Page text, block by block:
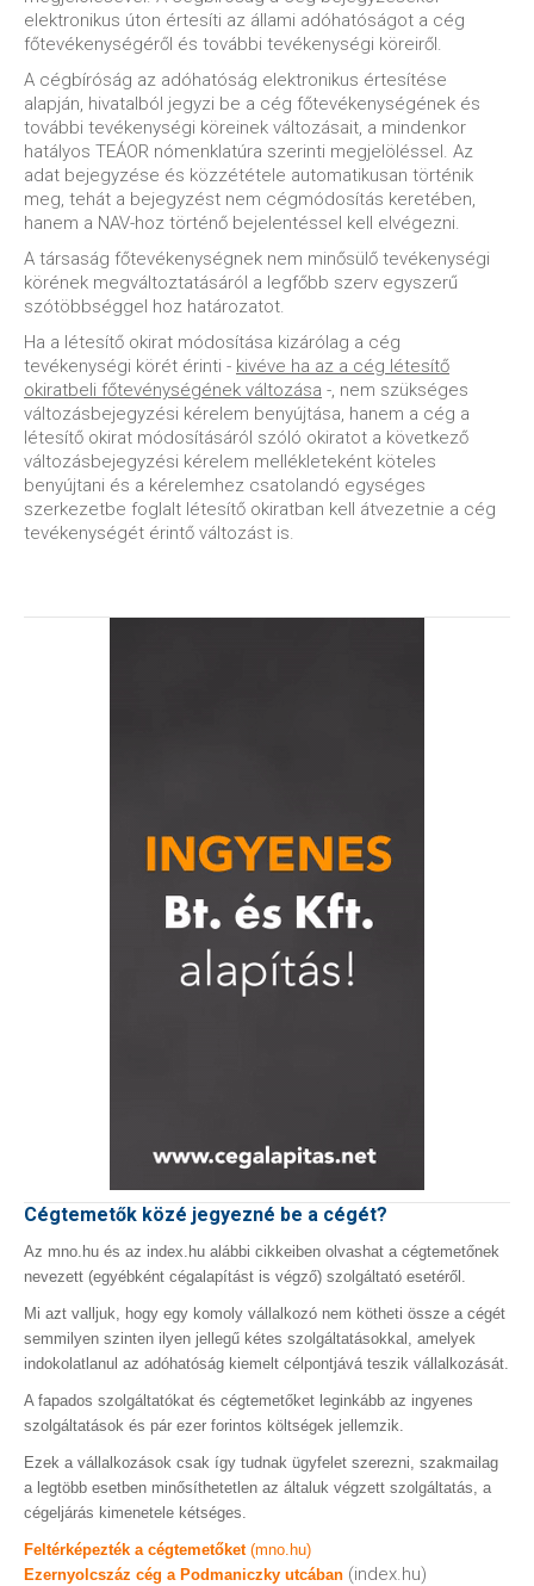
elektronikus úton értesíti az állami adóhatóságot a cég
főtevékenységéről és további tevékenységi köreiről.
A cégbíróság az adóhatóság elektronikus értesítése
alapján, hivatalból jegyzi be a cég főtevékenységének és
további tevékenységi köreinek változásait, a mindenkor
hatályos TEÁOR nómenklatúra szerinti megjelöléssel. Az
adat bejegyzése és közzététele automatikusan történik
meg, tehát a bejegyzést nem cégmódosítás keretében,
hanem a NAV-hoz történő bejelentéssel kell elvégezni.
A társaság főtevékenységnek nem minősülő tevékenységi
körének megváltoztatásáról a legfőbb szerv egyszerű
szótöbbséggel hoz határozatot.
Ha a létesítő okirat módosítása kizárólag a cég
tevékenységi körét érinti - kivéve ha az a cég létesítő
okiratbeli főtevénységének változása -, nem szükséges
változásbejegyzési kérelem benyújtása, hanem a cég a
létesítő okirat módosításáról szóló okiratot a következő
változásbejegyzési kérelem mellékleteként köteles
benyújtani és a kérelemhez csatolandó egységes
szerkezetbe foglalt létesítő okiratban kell átvezetnie a cég
tevékenységét érintő változást is.
Cégtemetők közé jegyezné be a cégét?
Az mno.hu és az index.hu alábbi cikkeiben olvashat a cégtemetőnek
nevezett (egyébként cégalapítást is végző) szolgáltató esetéről.
Mi azt valljuk, hogy egy komoly vállalkozó nem kötheti össze a cégét
semmilyen szinten ilyen jellegű kétes szolgáltatásokkal, amelyek
indokolatlanul az adóhatóság kiemelt célpontjává teszik vállalkozását.
A fapados szolgáltatókat és cégtemetőket leginkább az ingyenes
szolgáltatások és pár ezer forintos költségek jellemzik.
Ezek a vállalkozások csak így tudnak ügyfelet szerezni, szakmailag
a legtöbb esetben minősíthetetlen az általuk végzett szolgáltatás, a
cégeljárás kimenetele kétséges.
Feltérképezték a cégtemetőket (mno.hu)
Ezernyolcszáz cég a Podmaniczky utcában (index.hu)